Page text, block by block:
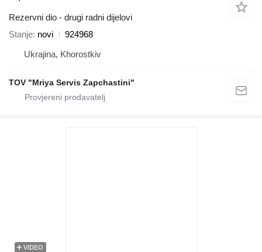
Rezervni dio - drugi radni dijelovi
Stanje novi
924968
Ukrajina, Khorostkiv
TOV "Mriya Servis Zapchastini"
VIDEO